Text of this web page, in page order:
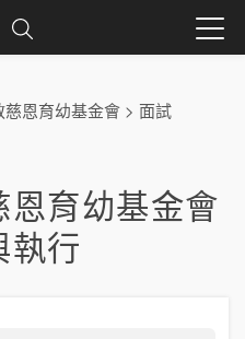
慈恩育幼基金會 > 面試
育幼基金會
執行